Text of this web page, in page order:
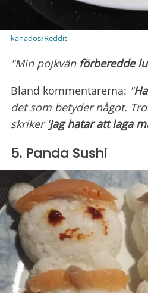
kanados/Reddit
"Min pojkvän förberedde
Bland kommentarerna: "
det som betyder något.
skriker 'Jag hatar att laga
5. Panda Sushi